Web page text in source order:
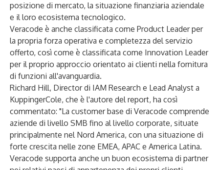
posizione di mercato, la situazione finanziaria aziendale
e il loro ecosistema tecnologico.
Veracode è anche classificata come Product Leader per
la propria forza operativa e completezza del servizio
offerto, così come è classificata come Innovation Leader
per il proprio approccio orientato ai clienti nella fornitura
di funzioni all'avanguardia.
Richard Hill, Director di IAM Research e Lead Analyst a
KuppingerCole, che è l'autore del report, ha così
commentato: "La customer base di Veracode comprende
aziende di livello SMB fino al livello corporate, situate
principalmente nel Nord America, con una situazione di
forte crescita nelle zone EMEA, APAC e America Latina.
Veracode supporta anche un buon ecosistema di partner